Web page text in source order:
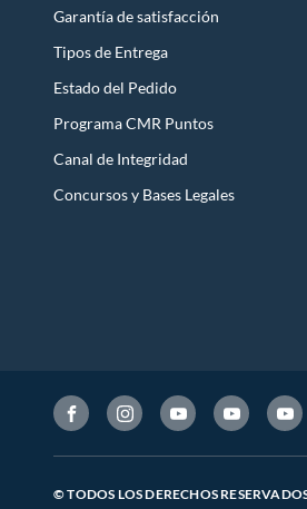
Garantía de satisfacción
Tipos de Entrega
Estado del Pedido
Programa CMR Puntos
Canal de Integridad
Concursos y Bases Legales
© TODOS LOS DERECHOS